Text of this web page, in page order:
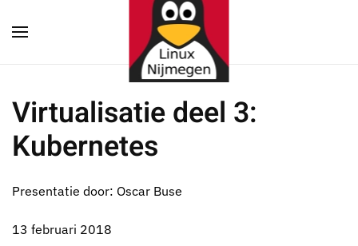
Terug naar hoofdinhoud
Virtualisatie deel 3:
Kubernetes
Presentatie door: Oscar Buse
13 februari 2018